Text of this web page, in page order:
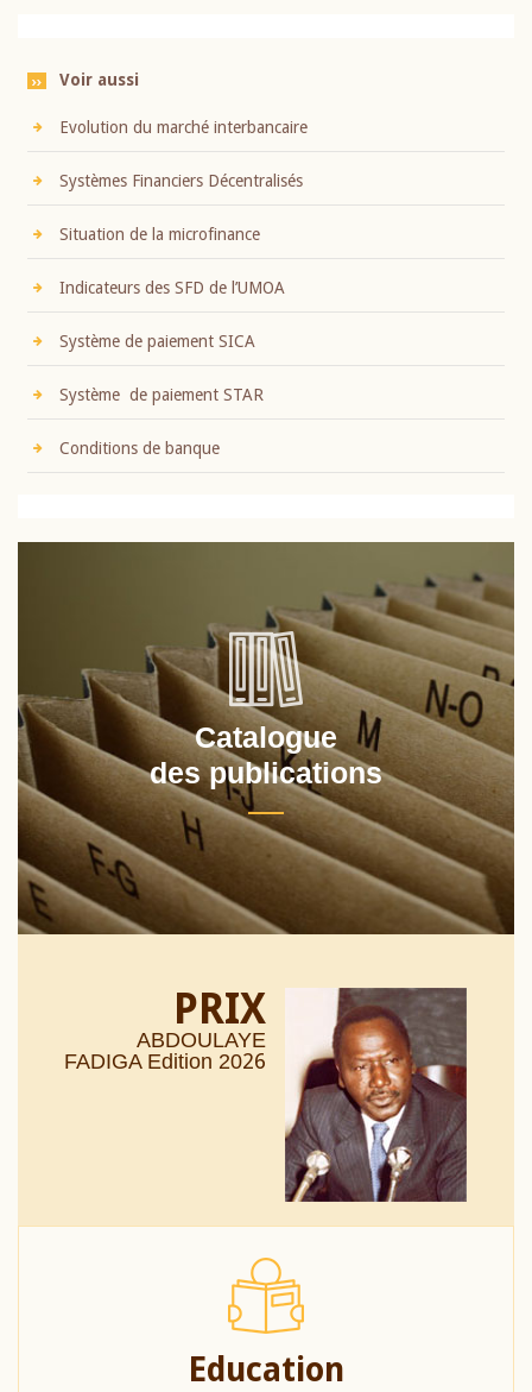
Voir aussi
Evolution du marché interbancaire
Systèmes Financiers Décentralisés
Situation de la microfinance
Indicateurs des SFD de l’UMOA
Système de paiement SICA
Système de paiement STAR
Conditions de banque
Catalogue
des publications
PRIX
ABDOULAYE
FADIGA Edition 2026
Education